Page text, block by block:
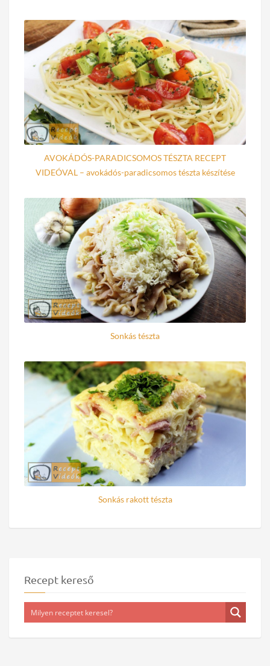
AVOKÁDÓS-PARADICSOMOS TÉSZTA RECEPT
VIDEÓVAL – avokádós-paradicsomos tészta készítése
Sonkás tészta
Sonkás rakott tészta
Recept kereső